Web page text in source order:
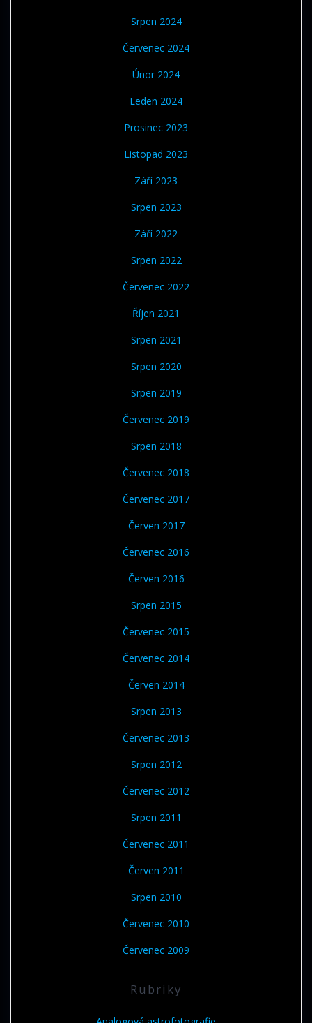
Srpen 2024
Červenec 2024
Únor 2024
Leden 2024
Prosinec 2023
Listopad 2023
Září 2023
Srpen 2023
Září 2022
Srpen 2022
Červenec 2022
Říjen 2021
Srpen 2021
Srpen 2020
Srpen 2019
Červenec 2019
Srpen 2018
Červenec 2018
Červenec 2017
Červen 2017
Červenec 2016
Červen 2016
Srpen 2015
Červenec 2015
Červenec 2014
Červen 2014
Srpen 2013
Červenec 2013
Srpen 2012
Červenec 2012
Srpen 2011
Červenec 2011
Červen 2011
Srpen 2010
Červenec 2010
Červenec 2009
Rubriky